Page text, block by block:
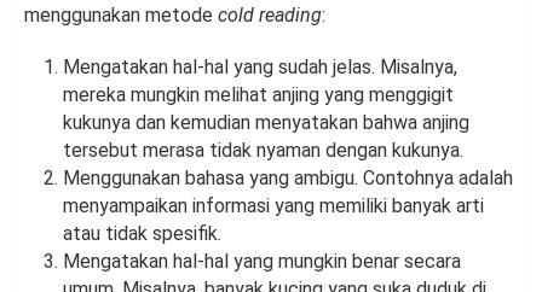
menggunakan metode cold reading:
Mengatakan hal-hal yang sudah jelas. Misalnya,
mereka mungkin melihat anjing yang menggigit
kukunya dan kemudian menyatakan bahwa anjing
tersebut merasa tidak nyaman dengan kukunya.
Menggunakan bahasa yang ambigu. Contohnya adalah
menyampaikan informasi yang memiliki banyak arti
atau tidak spesifik.
Mengatakan hal-hal yang mungkin benar secara